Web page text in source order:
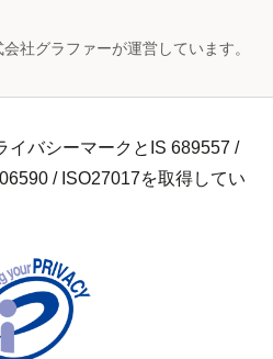
社グラファーが運営しています。
イバシーマークとIS 689557 /
/ ISO27017を取得してい